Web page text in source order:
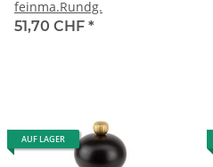
feinma.Rundg.
51,70 CHF *
AUF LAGER